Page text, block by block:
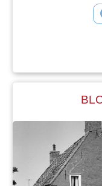
die werden
etalage, waren
de bakkerij tot